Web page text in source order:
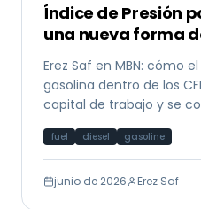
Índice de Presión
una nueva forma
Erez Saf en MBN: cómo
gasolina dentro de los
capital de trabajo y se
mexicanas.
fuel diesel gasoline
junio de 2026 Erez Saf